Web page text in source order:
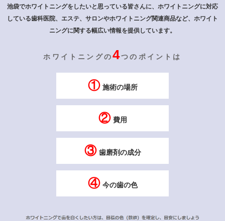
池袋でホワイトニングをしたいと思っている皆さんに、ホワイトニングに対応
している歯科医院、エステ、サロンやホワイトニング関連商品など、ホワイト
ニングに関する幅広い情報を提供しています。
ホワイトニングの4つのポイントは
① 施術の場所
② 費用
③ 歯磨剤の成分
④ 今の歯の色